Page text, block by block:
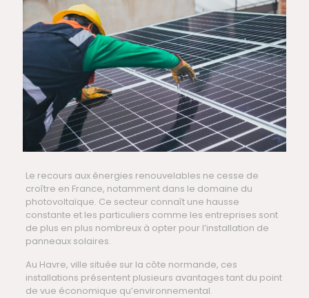
Le recours aux énergies renouvelables ne cesse de
croître en France, notamment dans le domaine du
photovoltaïque. Ce secteur connaît une hausse
constante et les particuliers comme les entreprises sont
de plus en plus nombreux à opter pour l’installation de
panneaux solaires.
Au Havre, ville située sur la côte normande, ces
installations présentent plusieurs avantages tant du point
de vue économique qu’environnemental.